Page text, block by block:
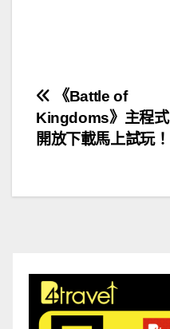
文
章
覽
《Battle of
Kingdoms》主程式
開放下載馬上試玩！